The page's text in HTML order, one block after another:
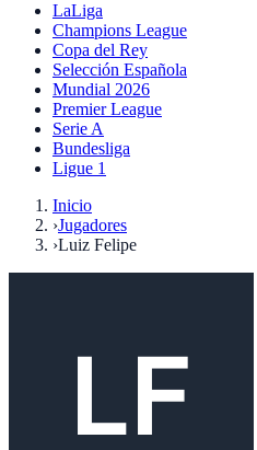
LaLiga
Champions League
Copa del Rey
Selección Española
Mundial 2026
Premier League
Serie A
Bundesliga
Ligue 1
Inicio
›Jugadores
›Luiz Felipe